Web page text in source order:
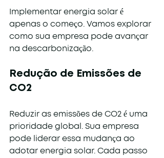
Implementar energia solar é
apenas o começo. Vamos explorar
como sua empresa pode avançar
na descarbonização.
Redução de Emissões de
CO2
Reduzir as emissões de CO2 é uma
prioridade global. Sua empresa
pode liderar essa mudança ao
adotar energia solar. Cada passo